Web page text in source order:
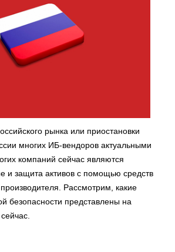
рынка или приостановки
многих ИБ-вендоров актуальными
компаний сейчас являются
и защита активов с помощью средств
производителя. Рассмотрим, какие
безопасности представлены на